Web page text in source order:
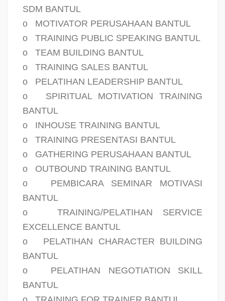
SDM BANTUL
o
MOTIVATOR PERUSAHAAN BANTUL
o
TRAINING PUBLIC SPEAKING BANTUL
o
TEAM BUILDING BANTUL
o
TRAINING SALES BANTUL
o
PELATIHAN LEADERSHIP BANTUL
o
SPIRITUAL MOTIVATION TRAINING
BANTUL
o
INHOUSE TRAINING BANTUL
o
TRAINING PRESENTASI BANTUL
o
GATHERING PERUSAHAAN BANTUL
o
OUTBOUND TRAINING BANTUL
o
PEMBICARA SEMINAR MOTIVASI
BANTUL
o
TRAINING/PELATIHAN SERVICE
EXCELLENCE BANTUL
o
PELATIHAN CHARACTER BUILDING
BANTUL
o
PELATIHAN NEGOTIATION SKILL
BANTUL